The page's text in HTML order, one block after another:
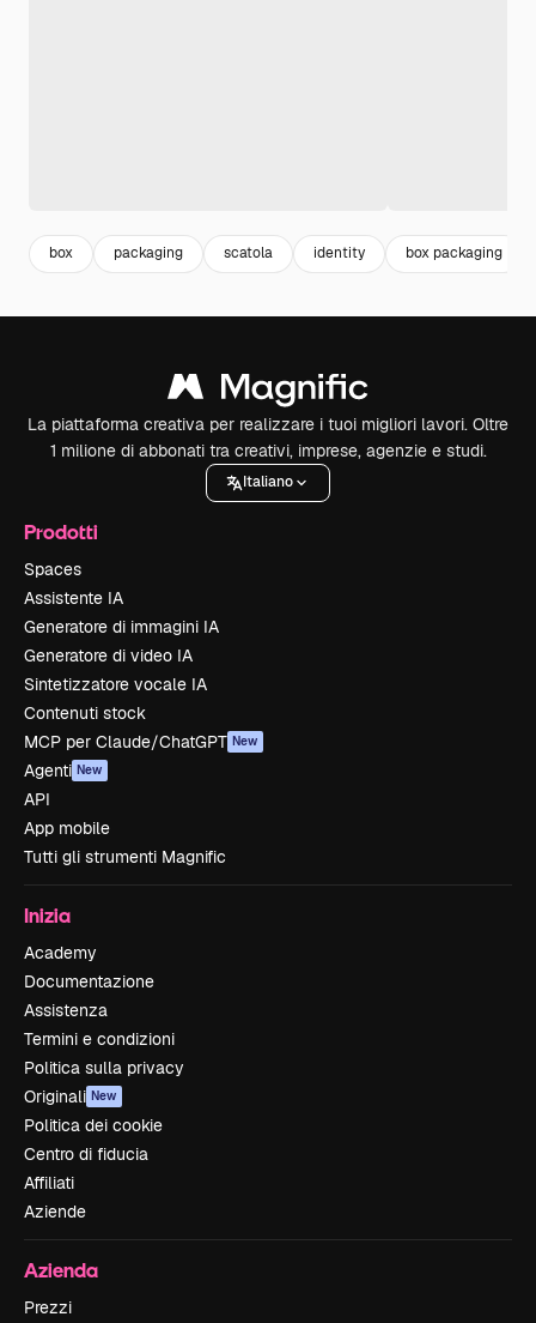
box packaging scatola identity box packaging
La piattaforma creativa per realizzare i tuoi migliori lavori. Oltre
1 milione di abbonati tra creativi, imprese, agenzie e studi.
Italiano
Prodotti
Spaces
Assistente IA
Generatore di immagini IA
Generatore di video IA
Sintetizzatore vocale IA
Contenuti stock
MCP per Claude/ChatGPT New
Agenti New
API
App mobile
Tutti gli strumenti Magnific
Inizia
Academy
Documentazione
Assistenza
Termini e condizioni
Politica sulla privacy
Originali New
Politica dei cookie
Centro di fiducia
Affiliati
Aziende
Azienda
Prezzi